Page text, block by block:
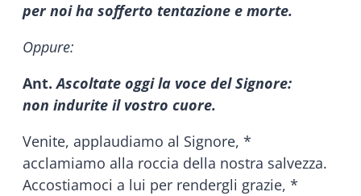
per noi ha sofferto tentazione e morte.
Oppure:
Ant.Ascoltate oggi la voce del Signore:
non indurite il vostro cuore.
Venite, applaudiamo al Signore, *
acclamiamo alla roccia della nostra salvezza.
Accostiamoci a lui per rendergli grazie, *